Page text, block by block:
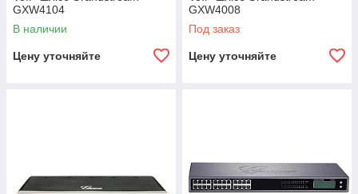
GXW4104
В наличии
Цену уточняйте
GXW4008
Под заказ
Цену уточняйте